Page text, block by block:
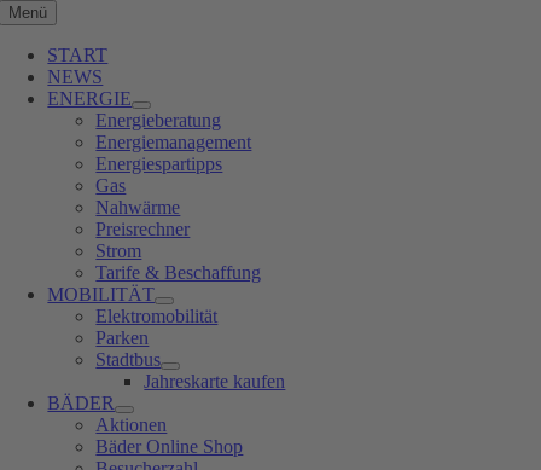
Menü
START
NEWS
ENERGIE
Energieberatung
Energiemanagement
Energiespartipps
Gas
Nahwärme
Preisrechner
Strom
Tarife & Beschaffung
MOBILITÄT
Elektromobilität
Parken
Stadtbus
Jahreskarte kaufen
BÄDER
Aktionen
Bäder Online Shop